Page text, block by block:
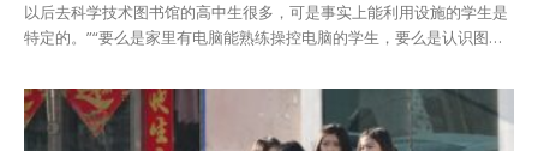
说：“如今在贫困家庭中只要是能端起饭碗的人都不得不参与挣钱，甚至
连本应尽情奔跑玩耍的孩子们也被逼到了谋生的一线。”“父母一方面为
人父母的责任而深感愧疚。”
以后去科学技术图书馆的高中生很多，可是事实上能利用设施的学生是
特定的。”“要么是家里有电脑能熟练操控电脑的学生，要么是认识图书
地”——科学技术图书馆。图书馆里有学术讨论室、科学电影馆、视频阅
览室等，还可以用电脑联网检索和阅览各种科学技术资料。 据消息人士
介绍，学生们假期去图书馆是为了阅览平时很难看到的各种学习资料和